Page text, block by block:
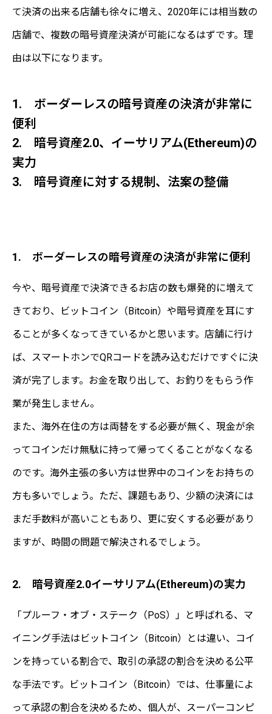
て決済の出来る店舗も徐々に増え、2020年には相当数の
店舗で、複数の暗号資産決済が可能になるはずです。理
由は以下になります。
1. ボーダーレスの暗号資産の決済が非常に
便利
2. 暗号資産2.0、イーサリアム(Ethereum)の
実力
3. 暗号資産に対する規制、法案の整備
1. ボーダーレスの暗号資産の決済が非常に便利
今や、暗号資産で決済できるお店の数も爆発的に増えて
きており、ビットコイン（Bitcoin）や暗号資産を耳にす
ることが多くなってきているかと思います。店舗に行け
ば、スマートホンでQRコードを読み込むだけですぐに決
済が完了します。お金を取り出して、お釣りをもらう作
業が発生しません。
また、海外在住の方は両替をする必要が無く、現金が余
ってコインだけ無駄に持って帰ってくることがなくなる
のです。海外主張の多い方は世界中のコインをお持ちの
方も多いでしょう。ただ、課題もあり、少額の決済には
まだ手数料が高いこともあり、更に安くする必要があり
ますが、時間の問題で解決されるでしょう。
2. 暗号資産2.0イーサリアム(Ethereum)の実力
「プルーフ・オブ・ステーク（PoS）」と呼ばれる、マ
イニング手法はビットコイン（Bitcoin）とは違い、コイ
ンを持っている割合で、取引の承認の割合を決める公平
な手法です。ビットコイン（Bitcoin）では、仕事量によ
って承認の割合を決めるため、個人が、スーパーコンピ